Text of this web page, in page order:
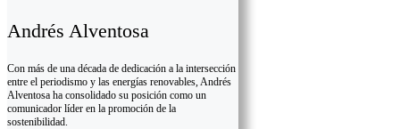
Andrés Alventosa
Con más de una década de dedicación a la intersección
entre el periodismo y las energías renovables, Andrés
Alventosa ha consolidado su posición como un
comunicador líder en la promoción de la
sostenibilidad.